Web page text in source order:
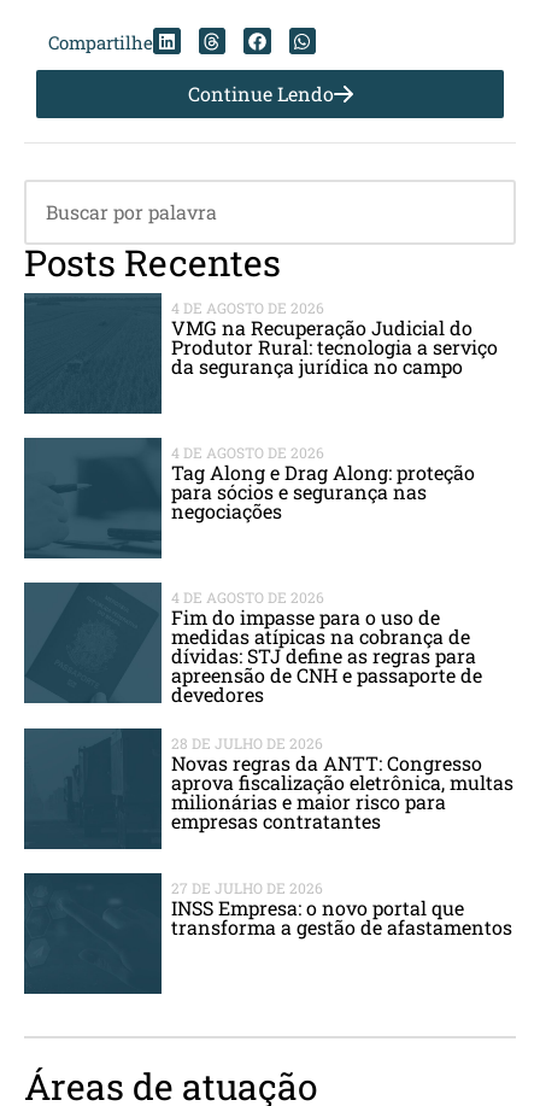
Compartilhe
Continue Lendo
Posts Recentes
4 DE AGOSTO DE 2026
VMG na Recuperação Judicial do
Produtor Rural: tecnologia a serviço
da segurança jurídica no campo
4 DE AGOSTO DE 2026
Tag Along e Drag Along: proteção
para sócios e segurança nas
negociações
4 DE AGOSTO DE 2026
Fim do impasse para o uso de
medidas atípicas na cobrança de
dívidas: STJ define as regras para
apreensão de CNH e passaporte de
devedores
28 DE JULHO DE 2026
Novas regras da ANTT: Congresso
aprova fiscalização eletrônica, multas
milionárias e maior risco para
empresas contratantes
27 DE JULHO DE 2026
INSS Empresa: o novo portal que
transforma a gestão de afastamentos
Áreas de atuação